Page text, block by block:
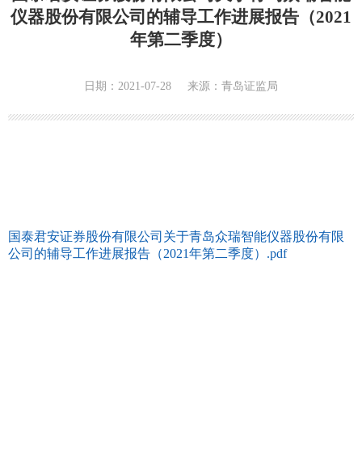
仪器股份有限公司的辅导工作进展报告（2021
年第二季度）
日期：2021-07-28 来源：青岛证监局
国泰君安证券股份有限公司关于青岛众瑞智能仪器股份有限
公司的辅导工作进展报告（2021年第二季度）.pdf